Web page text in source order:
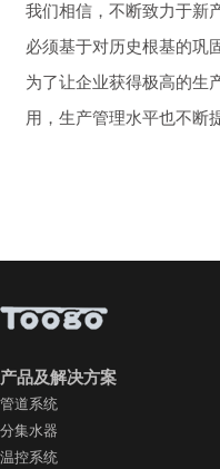
我们相信，不断致力于新
必须基于对历史根基的巩
为了让企业获得极高的生
用，生产管理水平也不断
产品及解决方案
管道系统
分集水器
温控系统